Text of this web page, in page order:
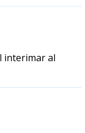
interimar al